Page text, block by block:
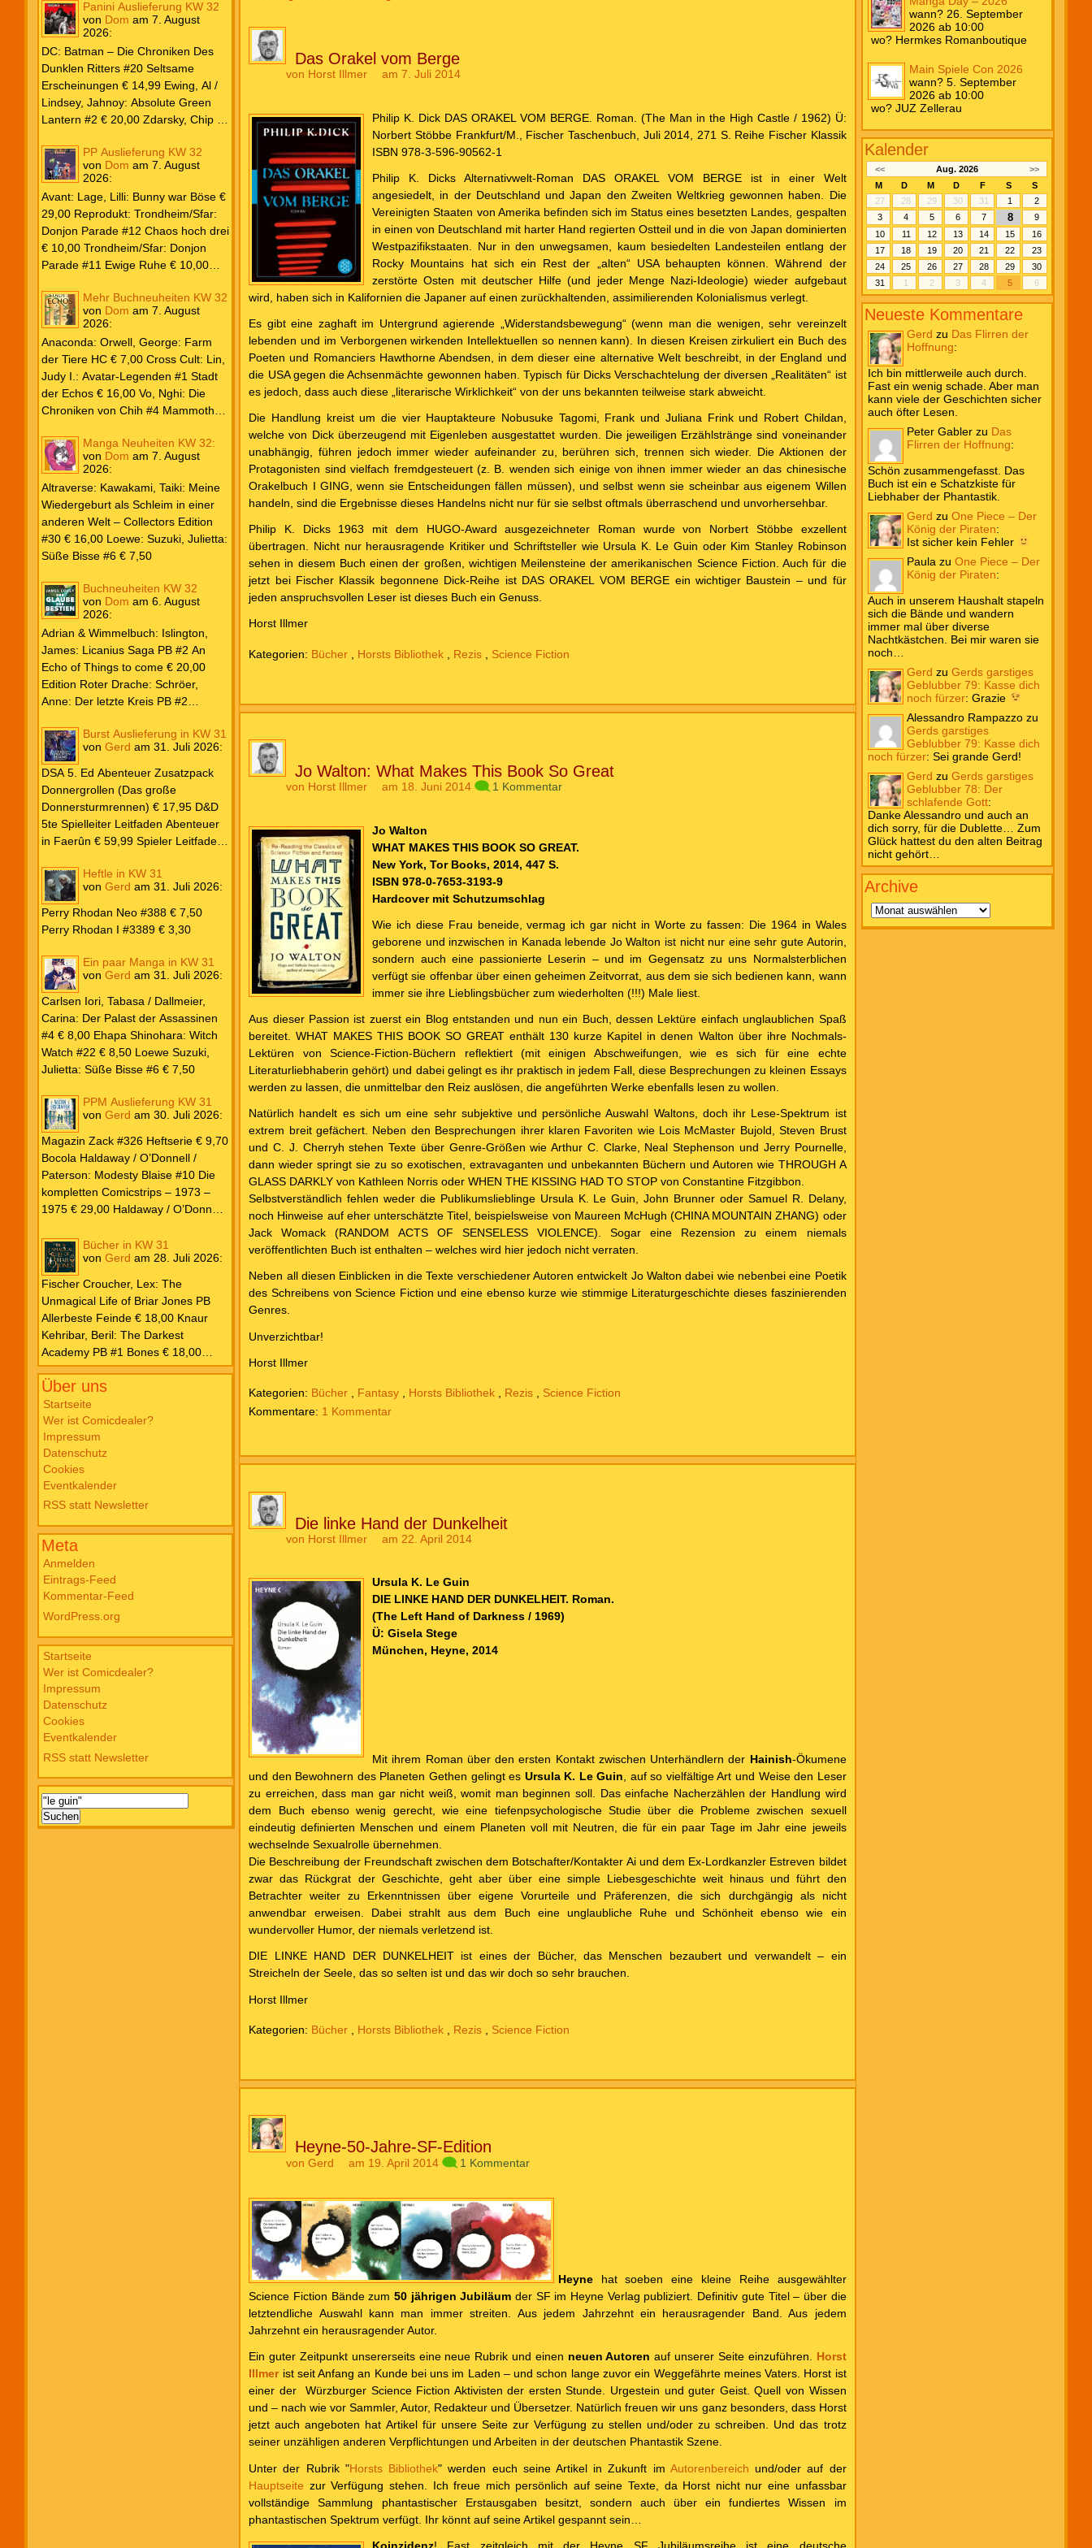
Panini Auslieferung KW 32
von Dom am 7. August
2026:
DC: Batman – Die Chroniken Des
Dunklen Ritters #20 Seltsame
Erscheinungen € 14,99 Ewing, Al /
Lindsey, Jahnoy: Absolute Green
Lantern #2 € 20,00 Zdarsky, Chip /
Paperback #4 € 35,00 Watters, Dan;
Soy, Dexter: Nightwing 2024 #7 €
Rafa: Absolute Superman #5 € 9,99
Marvel: Marvel Origins Collection
HC #74 Daredevil 7 € 14,99 Ewing,
Al / Gomez, Carlos: Venom (2025)
#3 € 20,00 Andrews, Kaare /
Guggenheim, Marc: Spider-Man &
Wolverine #3 € 9,99 North, Ryan /
Carratu, Vincenzo: Hulk macht alles
kaputt! € 16,00 Ewing, Al / Walker,
Kevin / Various: Marvel – Schwarz
Weiß & Blut #8 … und Gedärme €
26,00 Buscema, Sal / Dematteis, J.
M.: Spektakuläre Spider-Man – Die
#31 € 5,99 Spider-Man 2025 #9
Angriff der Aliens € 7,99
PP Auslieferung KW 32
von Dom am 7. August
2026:
Avant: Lage, Lilli: Bunny war Böse €
29,00 Reprodukt: Trondheim/Sfar:
Donjon Parade #12 Chaos hoch drei
€ 10,00 Trondheim/Sfar: Donjon
Parade #11 Ewige Ruhe € 10,00
Neuedition € 35,00 Zauberstern
Comics: Ben’s Bande #4 Aug 2026
Mehr Buchneuheiten KW 32
von Dom am 7. August
2026:
Anaconda: Orwell, George: Farm
der Tiere HC € 7,00 Cross Cult: Lin,
Judy I.: Avatar-Legenden #1 Stadt
der Echos € 16,00 Vo, Nghi: Die
Chroniken von Chih #4 Mammoths
Drache: Schröer, Anne: Der letzte
Kreis PB #2 Erwachen € 18,00
Dragonblood Academy HC #2 …to
kill a Monster € 25,00 Heyne: Bähr,
Emily: Tainted Vows – Gods of New
Olympia PB € 17,00 Kim, Sophie:
Fate’s Thread-Reihe PB #2 Der Gott
und der Geist € 17,00 Vonnegut,
Kurt: Katzenwiege PB € 17,00
Corey, James: The Captive’s War
HC #2 Der Glaube der Bestien €
24,00 Piper: Yang, Neon: Die letzte
Tochter der Drachen PB € 18,00
Manga Neuheiten KW 32:
von Dom am 7. August
2026:
Altraverse: Kawakami, Taiki: Meine
Wiedergeburt als Schleim in einer
anderen Welt – Collectors Edition
#30 € 16,00 Loewe: Suzuki, Julietta:
Süße Bisse #6 € 7,50
Buchneuheiten KW 32
von Dom am 6. August
2026:
Adrian & Wimmelbuch: Islington,
James: Licanius Saga PB #2 An
Echo of Things to come € 20,00
Edition Roter Drache: Schröer,
Anne: Der letzte Kreis PB #2
Frank: Der Pandora-Zyklus PB #1
Die Reise nach Pandora € 16,00
Corey, James: The Captive’s War
HC #2 Der Glaube der Bestien €
24,00 Loewe: Suzuki, Julietta: Süße
Bisse #6 € 7,50
Burst Auslieferung in KW 31
von Gerd am 31. Juli 2026:
DSA 5. Ed Abenteuer Zusatzpack
Donnergrollen (Das große
Donnersturmrennen) € 17,95 D&D
5te Spielleiter Leitfaden Abenteuer
in Faerûn € 59,99 Spieler Leitfaden
Heftle in KW 31
von Gerd am 31. Juli 2026:
Perry Rhodan Neo #388 € 7,50
Perry Rhodan I #3389 € 3,30
Ein paar Manga in KW 31
von Gerd am 31. Juli 2026:
Carlsen Iori, Tabasa / Dallmeier,
Carina: Der Palast der Assassinen
#4 € 8,00 Ehapa Shinohara: Witch
Watch #22 € 8,50 Loewe Suzuki,
Julietta: Süße Bisse #6 € 7,50
PPM Auslieferung KW 31
von Gerd am 30. Juli 2026:
Magazin Zack #326 Heftserie € 9,70
Bocola Haldaway / O’Donnell /
Paterson: Modesty Blaise #10 Die
kompletten Comicstrips – 1973 –
1975 € 29,00 Haldaway / O’Donnell
kompletten Comicstrips – 1972 –
1973 € 29,00 Knesebeck Hendrix,
John: Die Weltenerschaffer Die
fantastische Freundschaft von C.S.
Lewis & J.R.R. Tolkien € 30,00
Weissblech Luba Wolfsschwanz #22
€ 4,90 Horror Schocker #81 € 4,90
Bücher in KW 31
von Gerd am 28. Juli 2026:
Fischer Croucher, Lex: The
Unmagical Life of Briar Jones PB
Allerbeste Feinde € 18,00 Knaur
Kehribar, Beril: The Darkest
Academy PB #1 Bones € 18,00
Lübbe Odette, Tessonja: Fair Isle
Trilogie PB #3 To Spark a Fae War €
18,00 Bramble Hardcover Priest: Lie
Huo Jiao Chou HC #1 Drowning
Sorrows in Raging Fire € 25,00
Carlsen Davon, Isla: Blackened
Blade PB #3 Of Blackened Blood €
18,00
Über uns
Startseite
Wer ist Comicdealer?
Impressum
Datenschutz
Cookies
Eventkalender
RSS statt Newsletter
Meta
Anmelden
Eintrags-Feed
Kommentar-Feed
WordPress.org
Startseite
Wer ist Comicdealer?
Impressum
Datenschutz
Cookies
Eventkalender
RSS statt Newsletter
Suchen
nach:
Beiträge
Das Orakel vom Berge
von Horst Illmer am 7. Juli 2014
Philip K. Dick DAS ORAKEL VOM BERGE. Roman. (The Man in the High Castle / 1962) Ü:
Norbert Stöbbe Frankfurt/M., Fischer Taschenbuch, Juli 2014, 271 S. Reihe Fischer Klassik
ISBN 978-3-596-90562-1
Philip K. Dicks Alternativwelt-Roman DAS ORAKEL VOM BERGE ist in einer Welt
angesiedelt, in der Deutschland und Japan den Zweiten Weltkrieg gewonnen haben. Die
Vereinigten Staaten von Amerika befinden sich im Status eines besetzten Landes, gespalten
in einen von Deutschland mit harter Hand regierten Ostteil und in die von Japan dominierten
Westpazifikstaaten. Nur in den unwegsamen, kaum besiedelten Landesteilen entlang der
Rocky Mountains hat sich ein Rest der „alten“ USA behaupten können. Während der
zerstörte Osten mit deutscher Hilfe (und jeder Menge Nazi-Ideologie) wieder aufgebaut
wird, haben sich in Kalifornien die Japaner auf einen zurückhaltenden, assimilierenden Kolonialismus verlegt.
Es gibt eine zaghaft im Untergrund agierende „Widerstandsbewegung“ (wenn man die wenigen, sehr vereinzelt
lebenden und im Verborgenen wirkenden Intellektuellen so nennen kann). In diesen Kreisen zirkuliert ein Buch des
Poeten und Romanciers Hawthorne Abendsen, in dem dieser eine alternative Welt beschreibt, in der England und
die USA gegen die Achsenmächte gewonnen haben. Typisch für Dicks Verschachtelung der diversen „Realitäten“ ist
es jedoch, dass auch diese „literarische Wirklichkeit“ von der uns bekannten teilweise stark abweicht.
Die Handlung kreist um die vier Hauptakteure Nobusuke Tagomi, Frank und Juliana Frink und Robert Childan,
welche von Dick überzeugend mit Eigenleben ausgestattet wurden. Die jeweiligen Erzählstränge sind voneinander
unabhängig, führen jedoch immer wieder aufeinander zu, berühren sich, trennen sich wieder. Die Aktionen der
Protagonisten sind vielfach fremdgesteuert (z. B. wenden sich einige von ihnen immer wieder an das chinesische
Orakelbuch I GING, wenn sie Entscheidungen fällen müssen), und selbst wenn sie scheinbar aus eigenem Willen
handeln, sind die Ergebnisse dieses Handelns nicht nur für sie selbst oftmals überraschend und unvorhersehbar.
Philip K. Dicks 1963 mit dem HUGO-Award ausgezeichneter Roman wurde von Norbert Stöbbe exzellent
übertragen. Nicht nur herausragende Kritiker und Schriftsteller wie Ursula K. Le Guin oder Kim Stanley Robinson
sehen in diesem Buch einen der großen, wichtigen Meilensteine der amerikanischen Science Fiction. Auch für die
jetzt bei Fischer Klassik begonnene Dick-Reihe ist DAS ORAKEL VOM BERGE ein wichtiger Baustein – und für
jeden anspruchsvollen Leser ist dieses Buch ein Genuss.
Horst Illmer
Kategorien: Bücher Horsts Bibliothek Rezis Science Fiction
Jo Walton: What Makes This Book So Great
von Horst Illmer am 18. Juni 2014 1 Kommentar
Jo Walton
WHAT MAKES THIS BOOK SO GREAT.
New York, Tor Books, 2014, 447 S.
ISBN 978-0-7653-3193-9
Hardcover mit Schutzumschlag
Wie ich diese Frau beneide, vermag ich gar nicht in Worte zu fassen: Die 1964 in Wales
geborene und inzwischen in Kanada lebende Jo Walton ist nicht nur eine sehr gute Autorin,
sondern auch eine passionierte Leserin – und im Gegensatz zu uns Normalsterblichen
verfügt sie offenbar über einen geheimen Zeitvorrat, aus dem sie sich bedienen kann, wann
immer sie ihre Lieblingsbücher zum wiederholten (!!!) Male liest.
Aus dieser Passion ist zuerst ein Blog entstanden und nun ein Buch, dessen Lektüre einfach unglaublichen Spaß
bereitet. WHAT MAKES THIS BOOK SO GREAT enthält 130 kurze Kapitel in denen Walton über ihre Nochmals-
Lektüren von Science-Fiction-Büchern reflektiert (mit einigen Abschweifungen, wie es sich für eine echte
Literaturliebhaberin gehört) und dabei gelingt es ihr praktisch in jedem Fall, diese Besprechungen zu kleinen Essays
werden zu lassen, die unmittelbar den Reiz auslösen, die angeführten Werke ebenfalls lesen zu wollen.
Natürlich handelt es sich um eine sehr subjektive und persönliche Auswahl Waltons, doch ihr Lese-Spektrum ist
extrem breit gefächert. Neben den Besprechungen ihrer klaren Favoriten wie Lois McMaster Bujold, Steven Brust
und C. J. Cherryh stehen Texte über Genre-Größen wie Arthur C. Clarke, Neal Stephenson und Jerry Pournelle,
dann wieder springt sie zu so exotischen, extravaganten und unbekannten Büchern und Autoren wie THROUGH A
GLASS DARKLY von Kathleen Norris oder WHEN THE KISSING HAD TO STOP von Constantine Fitzgibbon.
Selbstverständlich fehlen weder die Publikumslieblinge Ursula K. Le Guin, John Brunner oder Samuel R. Delany,
noch Hinweise auf eher unterschätzte Titel, beispielsweise von Maureen McHugh (CHINA MOUNTAIN ZHANG) oder
Jack Womack (RANDOM ACTS OF SENSELESS VIOLENCE). Sogar eine Rezension zu einem niemals
veröffentlichten Buch ist enthalten – welches wird hier jedoch nicht verraten.
Neben all diesen Einblicken in die Texte verschiedener Autoren entwickelt Jo Walton dabei wie nebenbei eine Poetik
des Schreibens von Science Fiction und eine ebenso kurze wie stimmige Literaturgeschichte dieses faszinierenden
Genres.
Unverzichtbar!
Horst Illmer
Kategorien: Bücher Fantasy Horsts Bibliothek Rezis
Science Fiction
1 Kommentar
Die linke Hand der Dunkelheit
von Horst Illmer am 22. April 2014
Ursula K. Le Guin
DIE LINKE HAND DER DUNKELHEIT. Roman.
(The Left Hand of Darkness / 1969)
Ü: Gisela Stege
München, Heyne, 2014
Mit ihrem Roman über den ersten Kontakt zwischen Unterhändlern der Hainish-Ökumene
und den Bewohnern des Planeten Gethen gelingt es Ursula K. Le Guin, auf so vielfältige Art und Weise den Leser
zu erreichen, dass man gar nicht weiß, womit man beginnen soll. Das einfache Nacherzählen der Hand­lung wird
dem Buch ebenso wenig gerecht, wie eine tiefenpsychologische Studie über die Probleme zwischen sexuell
eindeutig definierten Menschen und einem Planeten voll mit Neutren, die für ein paar Tage im Jahr eine jeweils
wechselnde Sexualrolle übernehmen.
Die Beschreibung der Freundschaft zwischen dem Botschafter/Kontakter Ai und dem Ex-Lordkanzler Estreven bildet
zwar das Rückgrat der Geschichte, geht aber über eine simple Liebesgeschichte weit hinaus und führt den
Betrachter weiter zu Erkenntnissen über eigene Vorurteile und Präferenzen, die sich durchgängig als nicht
anwendbar erweisen. Dabei strahlt aus dem Buch eine unglaubliche Ruhe und Schönheit ebenso wie ein
wundervoller Humor, der niemals verletzend ist.
DIE LINKE HAND DER DUNKELHEIT ist eines der Bücher, das Menschen bezaubert und verwandelt – ein
Streicheln der Seele, das so selten ist und das wir doch so sehr brauchen.
Horst Illmer
Kategorien: Bücher Horsts Bibliothek Rezis Science Fiction
Heyne-50-Jahre-SF-Edition
vonGerd am 19. April 2014 1 Kommentar
Heynehat soeben eine kleine Reihe ausgewählter
Science Fiction Bände zum 50 jährigen Jubiläum der SF im Heyne Verlag publiziert. Definitiv gute Titel – über die
letztendliche Auswahl kann man immer streiten. Aus jedem Jahrzehnt ein herausragender Band. Aus jedem
Jahrzehnt ein herausragender Autor.
Ein guter Zeitpunkt unsererseits eine neue Rubrik und einen neuen Autoren auf unserer Seite einzuführen. Horst
Illmerist seit Anfang an Kunde bei uns im Laden – und schon lange zuvor ein Weggefährte meines Vaters. Horst ist
einer der Würzburger Science Fiction Aktivisten der ersten Stunde. Urgestein und guter Geist. Quell von Wissen
und – nach wie vor Sammler, Autor, Redakteur und Übersetzer. Natürlich freuen wir uns ganz besonders, dass Horst
jetzt auch angeboten hat Artikel für unsere Seite zur Verfügung zu stellen und/oder zu schreiben. Und das trotz
seiner unzähligen anderen Verpflichtungen und Arbeiten in der deutschen Phantastik Szene.
Unter der Rubrik "Horsts Bibliothek" werden euch seine Artikel in Zukunft im Autorenbereich und/oder auf der
Hauptseite zur Verfügung stehen. Ich freue mich persönlich auf seine Texte, da Horst nicht nur eine unfassbar
vollständige Sammlung phantastischer Erstausgaben besitzt, sondern auch über ein fundiertes Wissen im
phantastischen Spektrum verfügt. Ihr könnt auf seine Artikel gespannt sein…
Koinzidenz! Fast zeitgleich mit der Heyne SF Jubiläumsreihe ist eine deutsche
wann? 26. September
2026 ab 10:00
wo? Hermkes Romanboutique
Main Spiele Con 2026
wann? 5. September
2026 ab 10:00
wo? JUZ Zellerau
Kalender
<< Aug. 2026
>>
M
D M D F S
S
27
28 29 30 31 1
2
3
4 5 6 7 8
9
10
11 12 13 14 15
16
17
18 19 20 21 22
23
24
25 26 27 28 29
30
31
1 2 3 4 5 6
Neueste Kommentare
Gerd zu Das Flirren der
Hoffnung:
Ich bin mittlerweile auch durch.
Fast ein wenig schade. Aber man
kann viele der Geschichten sicher
auch öfter Lesen.
Peter Gabler zu Das
Flirren der Hoffnung:
Schön zusammengefasst. Das
Buch ist ein e Schatzkiste für
Liebhaber der Phantastik.
Gerd zuOne Piece – Der
König der Piraten:
Ist sicher kein Fehler
Paula zuOne Piece – Der
König der Piraten:
Auch in unserem Haushalt stapeln
sich die Bände und wandern
immer mal über diverse
Nachtkästchen. Bei mir waren sie
noch…
Gerd zuGerds garstiges
Geblubber 79: Kasse dich
noch fürzer:Grazie
Alessandro Rampazzo zu
Gerds garstiges
Geblubber 79: Kasse dich
noch fürzer:Sei grande Gerd!
Gerd zuGerds garstiges
Geblubber 78: Der
schlafende Gott:
Danke Alessandro und auch an
dich sorry, für die Dublette… Zum
Glück hattest du den alten Beitrag
nicht gehört…
Archive